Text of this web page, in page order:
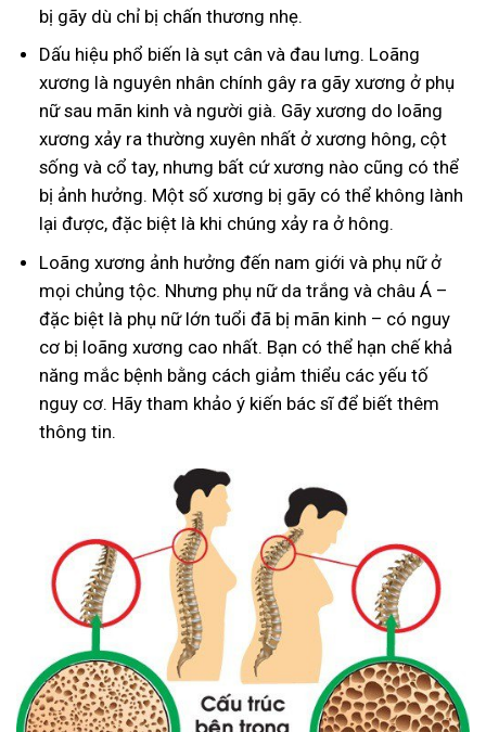
bị gãy dù chỉ bị chấn thương nhẹ.
Dấu hiệu phổ biến là sụt cân và đau lưng. Loãng
xương là nguyên nhân chính gây ra gãy xương ở phụ
nữ sau mãn kinh và người già. Gãy xương do loãng
xương xảy ra thường xuyên nhất ở xương hông, cột
sống và cổ tay, nhưng bất cứ xương nào cũng có thể
bị ảnh hưởng. Một số xương bị gãy có thể không lành
lại được, đặc biệt là khi chúng xảy ra ở hông.
Loãng xương ảnh hưởng đến nam giới và phụ nữ ở
mọi chủng tộc. Nhưng phụ nữ da trắng và châu Á –
đặc biệt là phụ nữ lớn tuổi đã bị mãn kinh – có nguy
cơ bị loãng xương cao nhất. Bạn có thể hạn chế khả
năng mắc bệnh bằng cách giảm thiểu các yếu tố
nguy cơ. Hãy tham khảo ý kiến bác sĩ để biết thêm
thông tin.